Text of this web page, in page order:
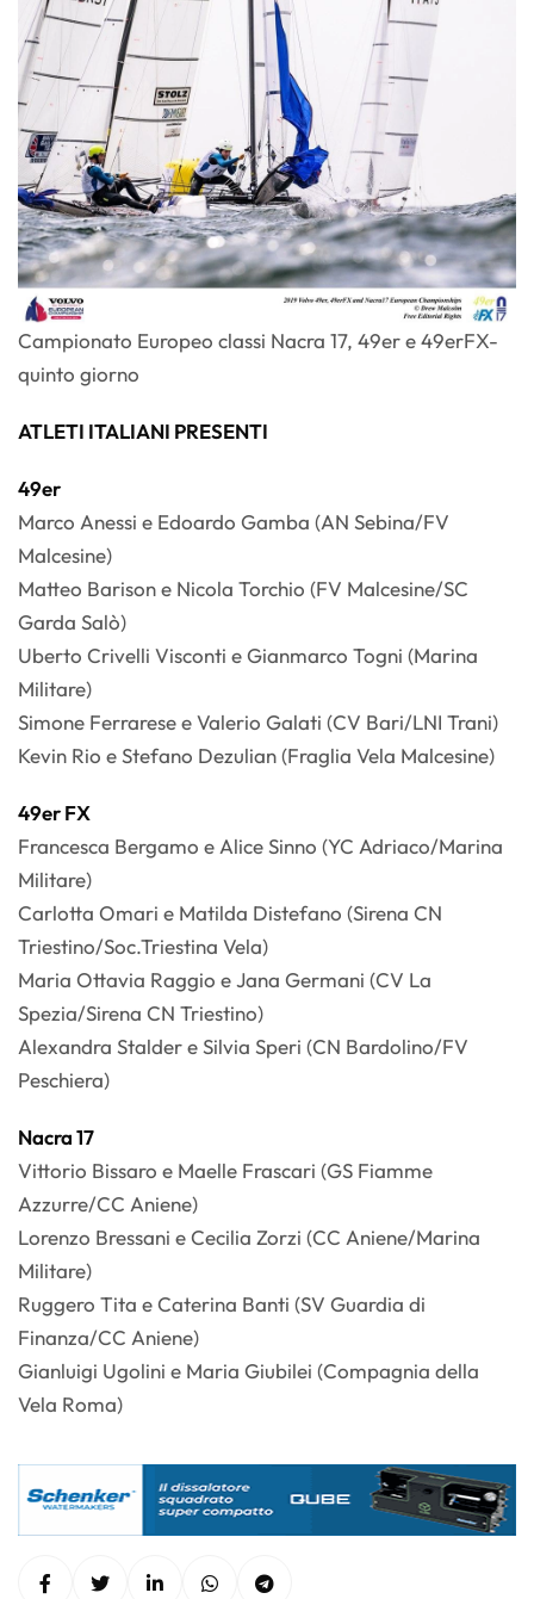
Campionato Europeo classi Nacra 17, 49er e 49erFX-
quinto giorno
ATLETI ITALIANI PRESENTI
49er
Marco Anessi e Edoardo Gamba (AN Sebina/FV
Malcesine)
Matteo Barison e Nicola Torchio (FV Malcesine/SC
Garda Salò)
Uberto Crivelli Visconti e Gianmarco Togni (Marina
Militare)
Simone Ferrarese e Valerio Galati (CV Bari/LNI Trani)
Kevin Rio e Stefano Dezulian (Fraglia Vela Malcesine)
49er FX
Francesca Bergamo e Alice Sinno (YC Adriaco/Marina
Militare)
Carlotta Omari e Matilda Distefano (Sirena CN
Triestino/Soc.Triestina Vela)
Maria Ottavia Raggio e Jana Germani (CV La
Spezia/Sirena CN Triestino)
Alexandra Stalder e Silvia Speri (CN Bardolino/FV
Peschiera)
Nacra 17
Vittorio Bissaro e Maelle Frascari (GS Fiamme
Azzurre/CC Aniene)
Lorenzo Bressani e Cecilia Zorzi (CC Aniene/Marina
Militare)
Ruggero Tita e Caterina Banti (SV Guardia di
Finanza/CC Aniene)
Gianluigi Ugolini e Maria Giubilei (Compagnia della
Vela Roma)